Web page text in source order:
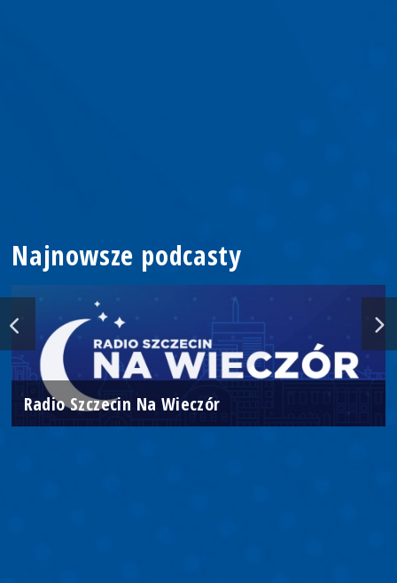
Najnowsze podcasty
Radio Szczecin Na Wieczór